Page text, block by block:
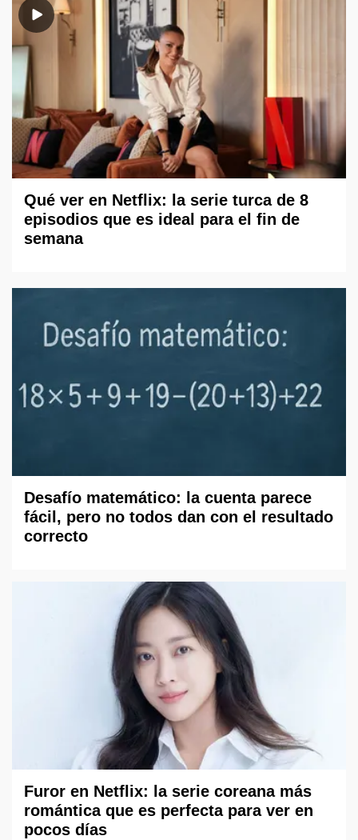
Qué ver en Netflix: la serie turca de 8
episodios que es ideal para el fin de
semana
Desafío matemático: la cuenta parece
fácil, pero no todos dan con el resultado
correcto
Furor en Netflix: la serie coreana más
romántica que es perfecta para ver en
pocos días